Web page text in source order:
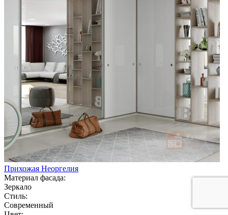
Прихожая Неоргелия
Материал фасада:
Зеркало
Стиль:
Современный